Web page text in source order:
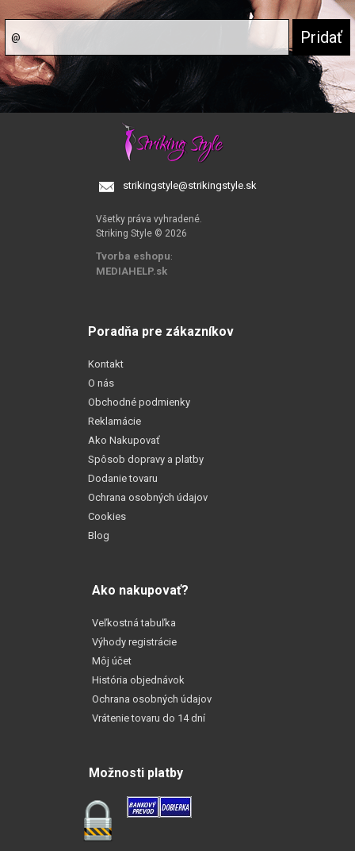
strikingstyle@strikingstyle.sk
Všetky práva vyhradené.
Striking Style © 2026
Tvorba eshopu:
MEDIAHELP.sk
Poradňa pre zákazníkov
Kontakt
O nás
Obchodné podmienky
Reklamácie
Ako Nakupovať
Spôsob dopravy a platby
Dodanie tovaru
Ochrana osobných údajov
Cookies
Blog
Ako nakupovať?
Veľkostná tabuľka
Výhody registrácie
Môj účet
História objednávok
Ochrana osobných údajov
Vrátenie tovaru do 14 dní
Možnosti platby